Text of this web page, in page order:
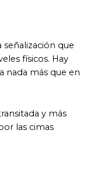
que
físicos. Hay
nada más que en
y más
las cimas